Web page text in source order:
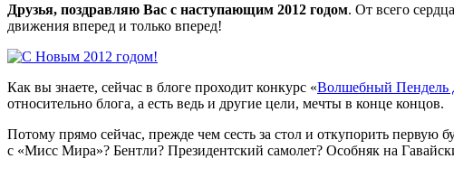
Друзья, поздравляю Вас с наступающим 2012 годом. От всего
движения вперед и только вперед!
Как вы знаете, сейчас в блоге проходит конкурс «Волшебный Пендель
относительно блога, а есть ведь и другие цели, мечты в конце концов.
Потому прямо сейчас, прежде чем сесть за стол и откупорить первую
с «Мисс Мира»? Бентли? Президентский самолет? Особняк на